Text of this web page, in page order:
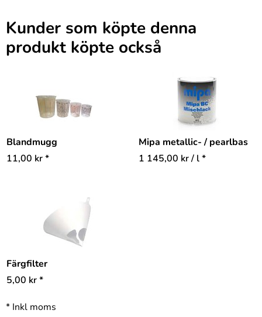
Kunder som köpte denna
produkt köpte också
Blandmugg
11,00 kr*
Mipa metallic- / pearlbas
1 145,00 kr/ l *
Färgfilter
5,00 kr*
* Inkl moms